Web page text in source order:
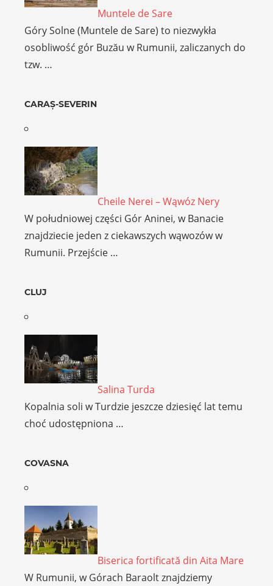
Muntele de Sare
Góry Solne (Muntele de Sare) to niezwykła
osobliwość gór Buzău w Rumunii, zaliczanych do
tzw. …
CARAȘ-SEVERIN
Cheile Nerei – Wąwóz Nery
W południowej części Gór Aninei, w Banacie
znajdziecie jeden z ciekawszych wąwozów w
Rumunii. Przejście …
CLUJ
Salina Turda
Kopalnia soli w Turdzie jeszcze dziesięć lat temu
choć udostępniona …
COVASNA
Biserica fortificată din Aita Mare
W Rumunii, w Górach Baraolt znajdziemy